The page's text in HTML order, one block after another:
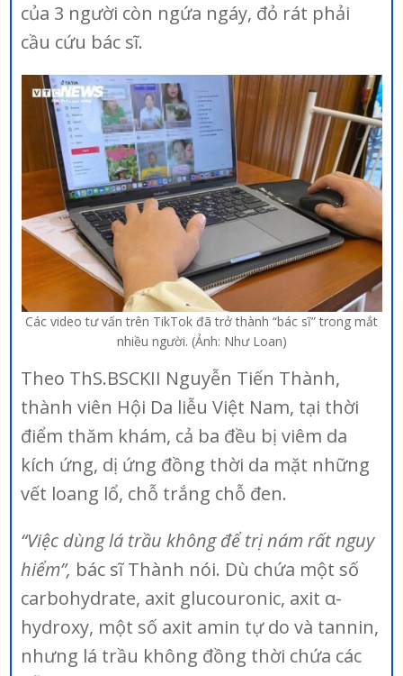
của 3 người còn ngứa ngáy, đỏ rát phải
cầu cứu bác sĩ.
Các video tư vấn trên TikTok đã trở thành “bác sĩ” trong mắt
nhiều người. (Ảnh: Như Loan)
Theo ThS.BSCKII Nguyễn Tiến Thành,
thành viên Hội Da liễu Việt Nam, tại thời
điểm thăm khám, cả ba đều bị viêm da
kích ứng, dị ứng đồng thời da mặt những
vết loang lổ, chỗ trắng chỗ đen.
“Việc dùng lá trầu không để trị nám rất nguy
hiểm”, bác sĩ Thành nói. Dù chứa một số
carbohydrate, axit glucouronic, axit α-
hydroxy, một số axit amin tự do và tannin,
nhưng lá trầu không đồng thời chứa các